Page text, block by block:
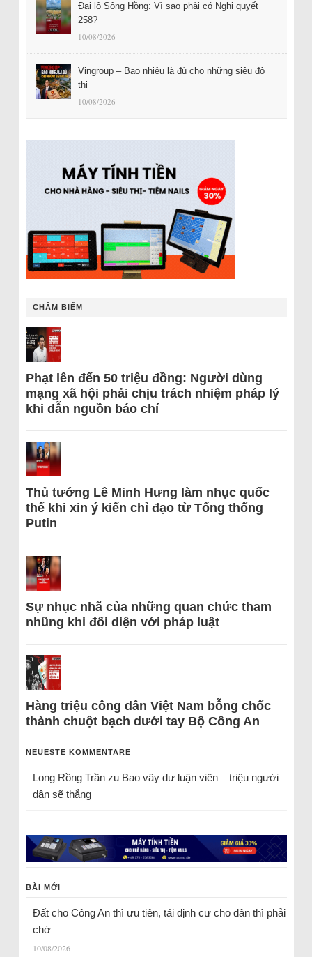
Đại lộ Sông Hồng: Vì sao phải có Nghị quyết
258?
10/08/2026
Vingroup – Bao nhiêu là đủ cho những siêu đô
thị
10/08/2026
CHÂM BIẾM
Phạt lên đến 50 triệu đồng: Người dùng
mạng xã hội phải chịu trách nhiệm pháp lý
khi dẫn nguồn báo chí
Thủ tướng Lê Minh Hưng làm nhục quốc
thể khi xin ý kiến chỉ đạo từ Tổng thống
Putin
Sự nhục nhã của những quan chức tham
nhũng khi đối diện với pháp luật
Hàng triệu công dân Việt Nam bỗng chốc
thành chuột bạch dưới tay Bộ Công An
NEUESTE KOMMENTARE
Long Rồng Trầnzu Bao vây dư luận viên – triệu người
dân sẽ thắng
BÀI MỚI
Đất cho Công An thì ưu tiên, tái định cư cho dân thì phải
chờ
10/08/2026